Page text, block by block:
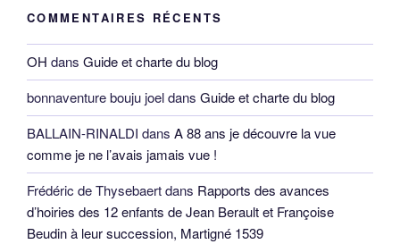
COMMENTAIRES RÉCENTS
OH dans Guide et charte du blog
bonnaventure bouju joeldans Guide et charte du blog
BALLAIN-RINALDI dans A 88 ans je découvre la vue
comme je ne l’avais jamais vue !
Frédéric de Thysebaertdans Rapports des avances
d’hoiries des 12 enfants de Jean Berault et Françoise
Beudin à leur succession, Martigné 1539